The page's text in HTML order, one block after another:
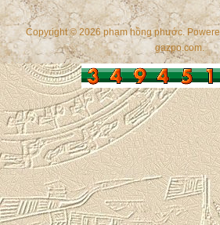
Copyright © 2026 phạm hồng phước.
gazpo.com.